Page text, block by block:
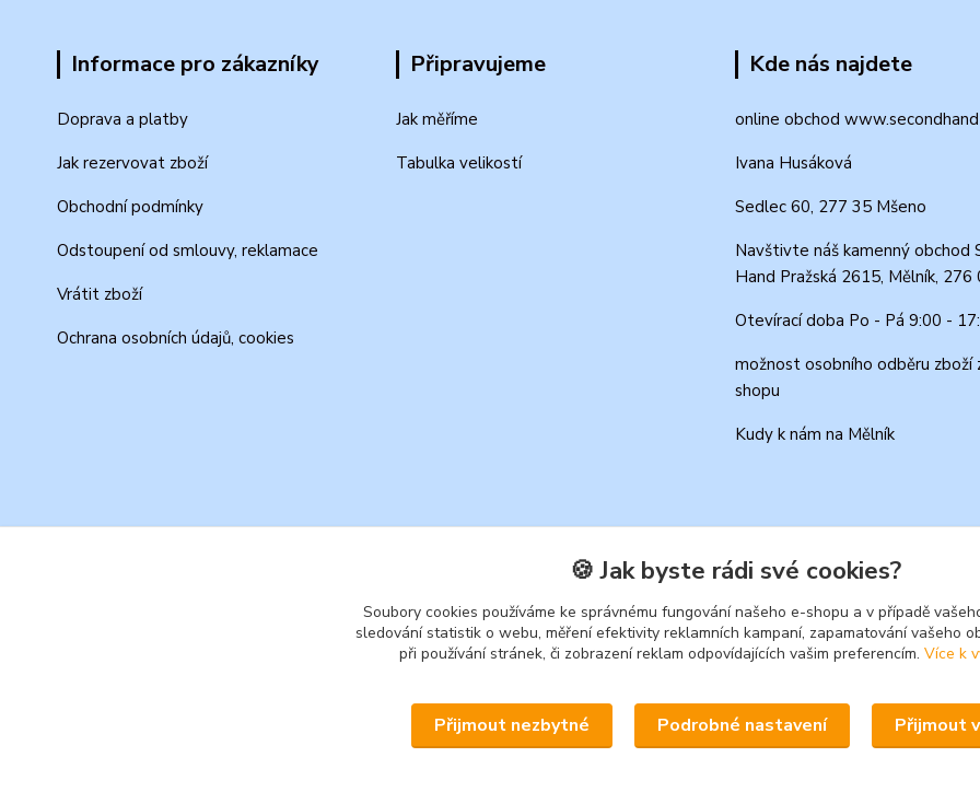
Informace pro zákazníky
Doprava a platby
Jak rezervovat zboží
Obchodní podmínky
Odstoupení od smlouvy, reklamace
Vrátit zboží
Ochrana osobních údajů, cookies
Připravujeme
Jak měříme
Tabulka velikostí
Kde nás najdete
online obchod
Ivana Husáková
Sedlec 60, 277 35 Mšeno
Navštivte náš kamenný obchod
Hand Pražská 2615, Mělník, 276
Otevírací doba Po - Pá 9:00 -
možnost osobního odběru zboží
shopu
Kudy k nám na Mělník
🍪 Jak byste rádi své cookies?
Soubory cookies používáme ke správnému fungování našeho e-shopu a v případě
sledování statistik o webu, měření efektivity reklamních kampaní, zapamatování vašeho
při používání stránek, či zobrazení reklam odpovídajících vašim preferencím. Více k
Přijmout nezbytné Podrobné nastavení Přijmout